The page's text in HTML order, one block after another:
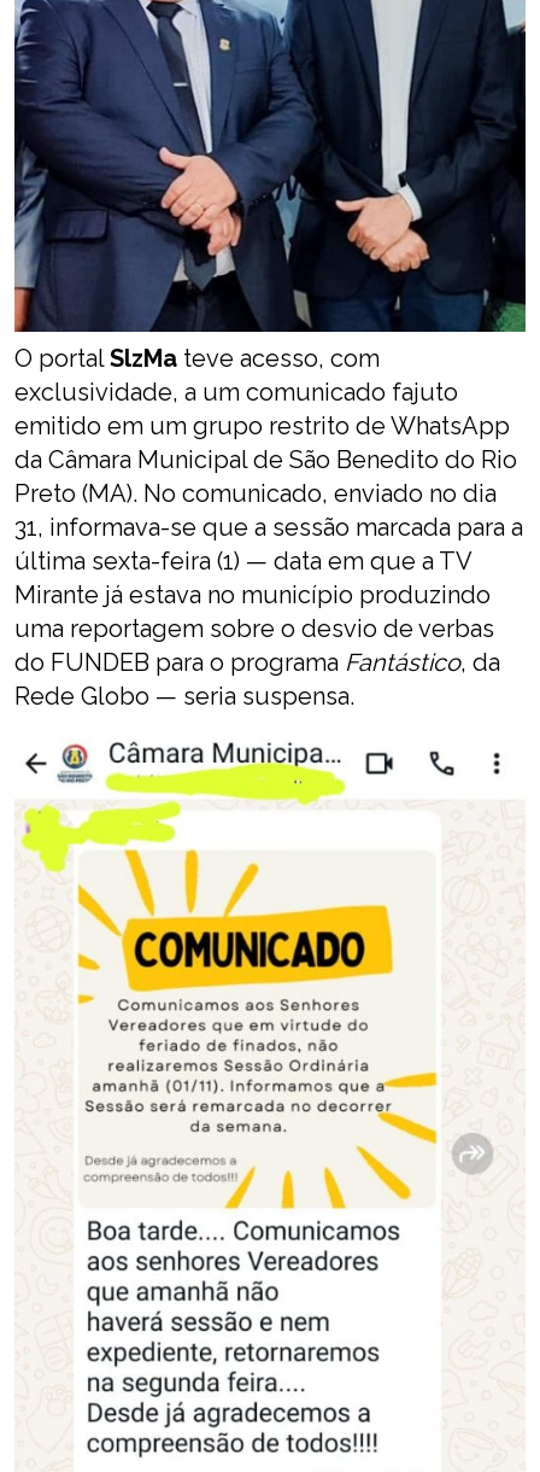
O portalSlzMa teve acesso, com
exclusividade, a um comunicado fajuto
emitido em um grupo restrito de WhatsApp
da Câmara Municipal de São Benedito do Rio
Preto (MA). No comunicado, enviado no dia
31, informava-se que a sessão marcada para a
última sexta-feira (1) — data em que a TV
Mirante já estava no município produzindo
uma reportagem sobre o desvio de verbas
do FUNDEB para o programa Fantástico, da
Rede Globo — seria suspensa.